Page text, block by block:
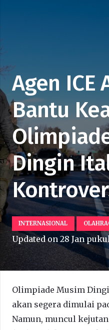
Agen ICE
Bantu
Dingin
INTERNASIONAL
Updated on 28 Jan
Olimpiade Musim
akan segera dimulai
Namun, muncul